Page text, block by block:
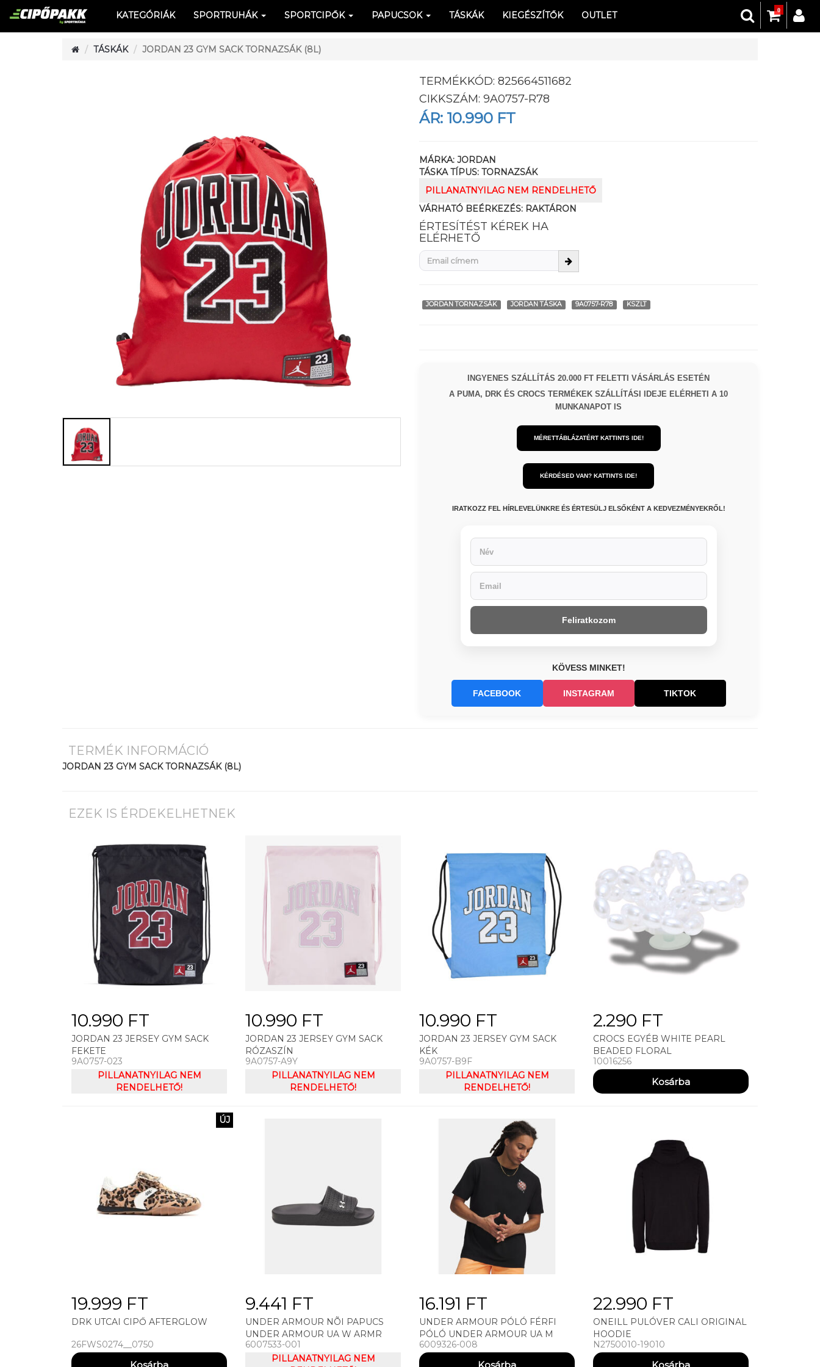
0
KATEGÓRIÁK SPORTRUHÁK SPORTCIPŐK PAPUCSOK TÁSKÁK KIEGÉSZÍTŐK OUTLET
TÁSKÁK JORDAN 23 GYM SACK TORNAZSÁK (8L)
TERMÉKKÓD: 825664511682
CIKKSZÁM: 9A0757-R78
ÁR: 10.990 FT
MÁRKA: JORDAN
TÁSKA TÍPUS: TORNAZSÁK
PILLANATNYILAG NEM RENDELHETŐ
VÁRHATÓ BEÉRKEZÉS: RAKTÁRON
ÉRTESÍTÉST KÉREK HA
ELÉRHETŐ
JORDAN TORNAZSÁK JORDAN TÁSKA 9A0757-R78 KSZLT
INGYENES SZÁLLÍTÁS 20.000 FT FELETTI VÁSÁRLÁS ESETÉN
A PUMA, DRK ÉS CROCS TERMÉKEK SZÁLLÍTÁSI IDEJE ELÉRHETI A 10
MUNKANAPOT IS
MÉRETTÁBLÁZATÉRT KATTINTS IDE!
KÉRDÉSED VAN? KATTINTS IDE!
IRATKOZZ FEL HÍRLEVELÜNKRE ÉS ÉRTESÜLJ ELSŐKÉNT A KEDVEZMÉNYEKRŐL!
Feliratkozom
KÖVESS MINKET!
FACEBOOK INSTAGRAM TIKTOK
TERMÉK INFORMÁCIÓ
JORDAN 23 GYM SACK TORNAZSÁK (8L)
EZEK IS ÉRDEKELHETNEK
10.990 FT
JORDAN 23 JERSEY GYM SACK
FEKETE
9A0757-023
PILLANATNYILAG NEM
RENDELHETŐ!
10.990 FT
JORDAN 23 JERSEY GYM SACK
RÓZASZÍN
9A0757-A9Y
PILLANATNYILAG NEM
RENDELHETŐ!
10.990 FT
JORDAN 23 JERSEY GYM SACK
KÉK
9A0757-B9F
PILLANATNYILAG NEM
RENDELHETŐ!
2.290 FT
CROCS EGYÉB WHITE PEARL
BEADED FLORAL
10016256
ÚJ
19.999 FT
DRK UTCAI CIPŐ AFTERGLOW
26FWS0274__0750
9.441 FT
UNDER ARMOUR NÕI PAPUCS
UNDER ARMOUR UA W ARMR
SLIDE LITE
6007533-001
PILLANATNYILAG NEM
16.191 FT
UNDER ARMOUR PÓLÓ FÉRFI
PÓLÓ UNDER ARMOUR UA M
60/40S CITY CLASSIC SS-BLK
6009326-008
22.990 FT
ONEILL PULÓVER CALI ORIGINAL
HOODIE
N2750010-19010